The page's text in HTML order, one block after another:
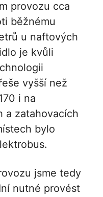
provozu cca
běžnému
u naftových
je kvůli
vyšší než
i na
a zatahovacích
bylo
jsme tedy
nutné provést